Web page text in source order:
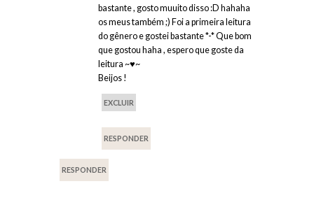
bastante , gosto muuito disso :D hahaha
os meus também ;) Foi a primeira leitura
do gênero e gostei bastante *-* Que bom
que gostou haha , espero que goste da
leitura ~♥~
Beijos !
EXCLUIR
RESPONDER
RESPONDER